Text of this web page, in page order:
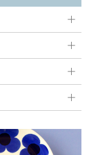
ップ
ーレスト
ィッシュ
ィッシュ